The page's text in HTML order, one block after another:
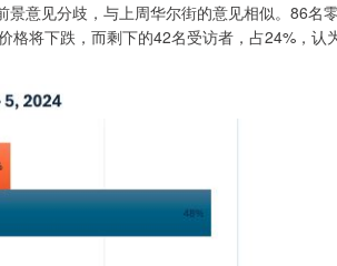
意见分歧，与上周华尔街的意见相似。86名
格将下跌，而剩下的42名受访者，占24%，认